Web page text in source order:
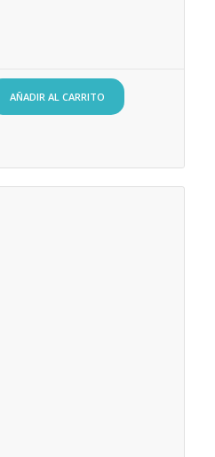
AÑADIR AL CARRITO